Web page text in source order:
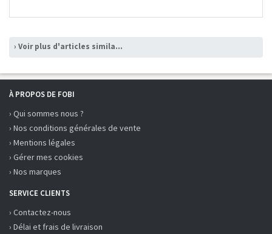
› Voir plus d'articles similaires
À PROPOS DE FOBI
› Qui sommes nous ?
› Nos conditions générales de vente
› Mentions légales
› Gérer mes cookies
› Nos marques
SERVICE CLIENTS
› Contactez-nous
› Délai et frais de livraison